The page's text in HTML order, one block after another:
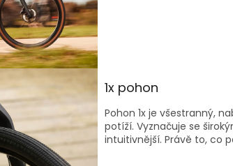
1x pohon
Pohon 1x je všestranný,
potíží. Vyznačuje se
intuitivnější. Právě to, co